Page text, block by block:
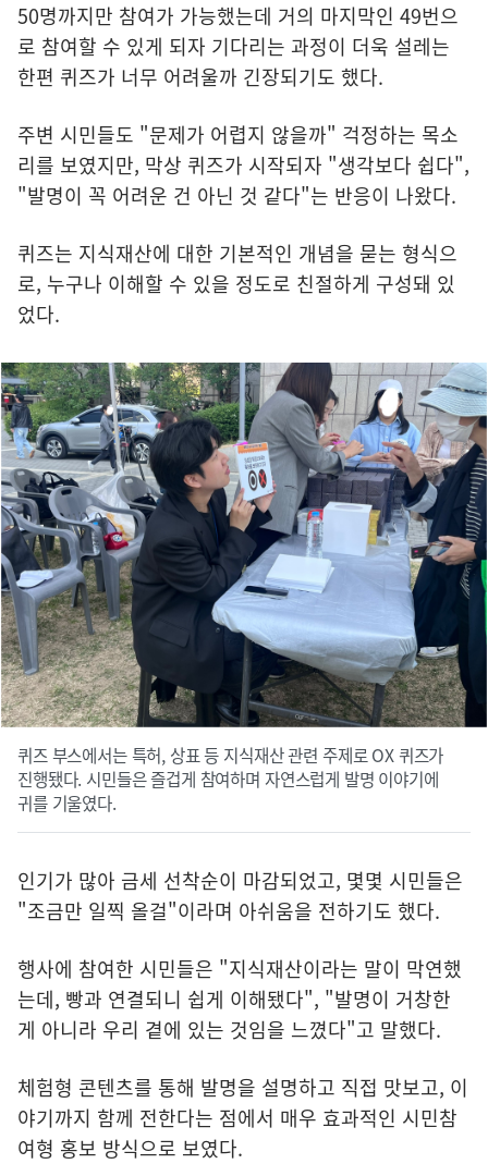
50명까지만 참여가 가능했는데 거의 마지막인 49번으
로 참여할 수 있게 되자 기다리는 과정이 더욱 설레는
한편 퀴즈가 너무 어려울까 긴장되기도 했다.
주변 시민들도 "문제가 어렵지 않을까" 걱정하는 목소
리를 보였지만, 막상 퀴즈가 시작되자 "생각보다 쉽다",
"발명이 꼭 어려운 건 아닌 것 같다"는 반응이 나왔다.
퀴즈는 지식재산에 대한 기본적인 개념을 묻는 형식으
로, 누구나 이해할 수 있을 정도로 친절하게 구성돼 있
었다.
퀴즈 부스에서는 특허, 상표 등 지식재산 관련 주제로 OX 퀴즈가
진행됐다. 시민들은 즐겁게 참여하며 자연스럽게 발명 이야기에
귀를 기울였다.
인기가 많아 금세 선착순이 마감되었고, 몇몇 시민들은
"조금만 일찍 올걸"이라며 아쉬움을 전하기도 했다.
행사에 참여한 시민들은 "지식재산이라는 말이 막연했
는데, 빵과 연결되니 쉽게 이해됐다", "발명이 거창한
게 아니라 우리 곁에 있는 것임을 느꼈다"고 말했다.
체험형 콘텐츠를 통해 발명을 설명하고 직접 맛보고, 이
야기까지 함께 전한다는 점에서 매우 효과적인 시민참
여형 홍보 방식으로 보였다.